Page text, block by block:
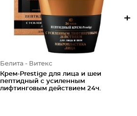
Белита - Витекс
Крем-Prestige для лица и шеи
пептидный с усиленным
лифтинговым действием 24ч.
+